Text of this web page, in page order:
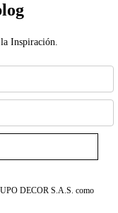
Inspiración.
DECOR S.A.S. como